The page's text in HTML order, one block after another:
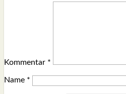
Kommentar *
Name *